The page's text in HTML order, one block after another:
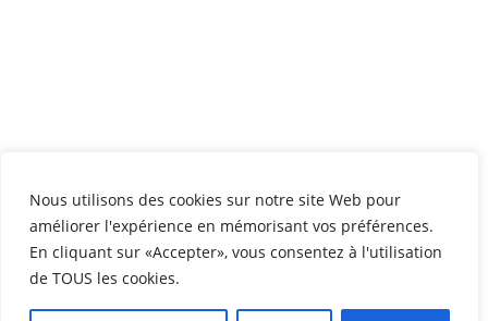
Nous utilisons des cookies sur notre site Web pour
améliorer l'expérience en mémorisant vos préférences.
En cliquant sur «Accepter», vous consentez à l'utilisation
de TOUS les cookies.